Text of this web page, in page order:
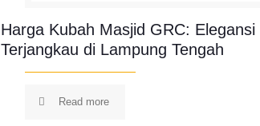
Harga Kubah Masjid GRC: Elegansi
Terjangkau di Lampung Tengah
Read more